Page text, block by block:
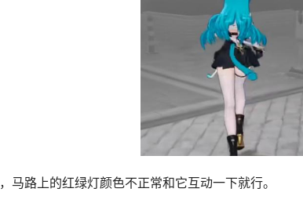
，马路上的红绿灯颜色不正常和它互动一下就行。